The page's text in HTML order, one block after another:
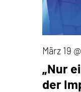
„Nur
der
März 19